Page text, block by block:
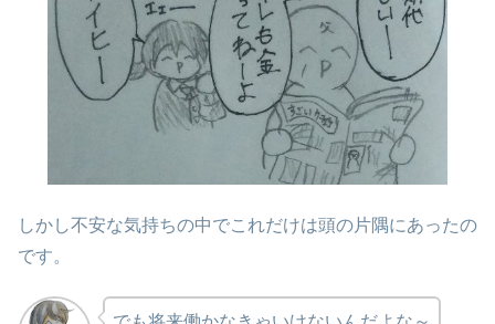
しかし不安な気持ちの中でこれだけは頭の片隅にあったの
です。